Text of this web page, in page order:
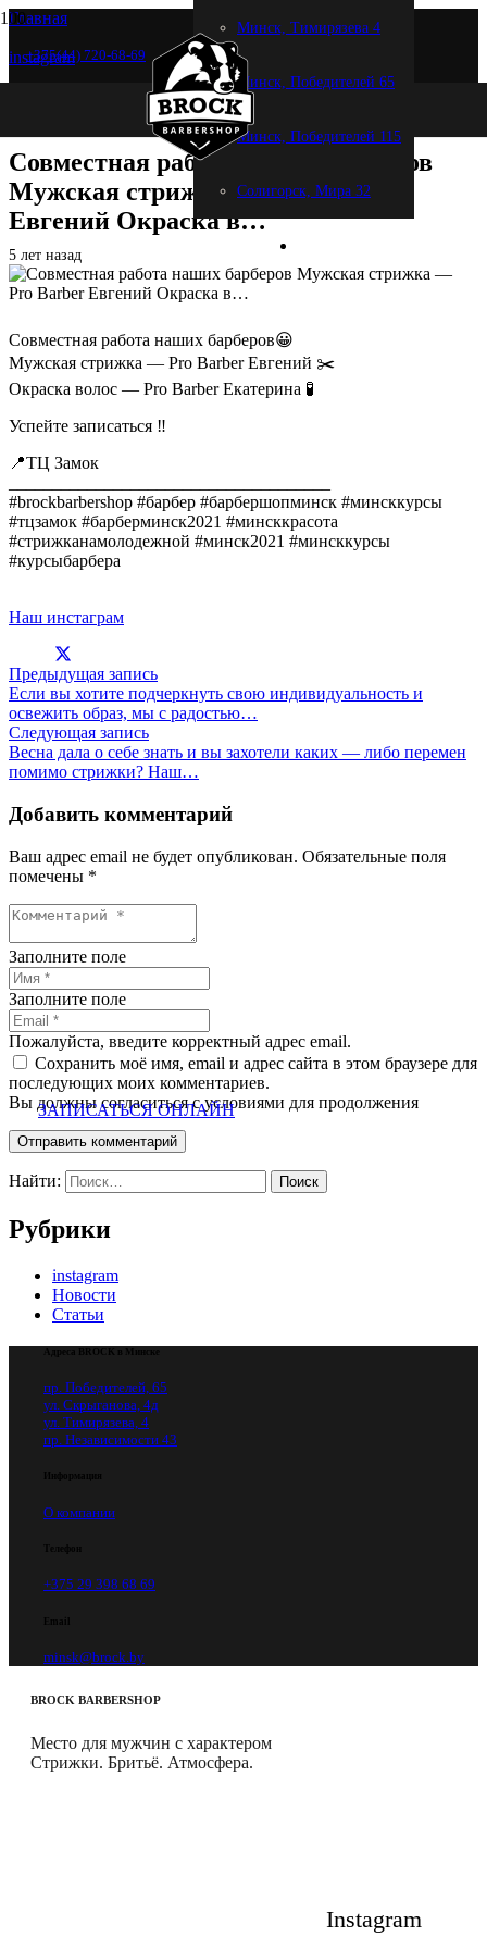
+375(44) 720-68-69
Минск, Тимирязева 4
Минск, Победителей 65
Минск, Победителей 115
Солигорск, Мира 32
Главная
instagram
Совместная работа наших барберов Мужская стрижка — Pro
Barber Евгений Окраска в…
Совместная работа наших барберов
Мужская стрижка — Pro Barber
Евгений Окраска в…
5 лет назад
Совместная работа наших барберов😀
Мужская стрижка — Pro Barber Евгений ✂️
Окраска волос — Pro Barber Екатерина 🧪
Успейте записаться ‼️
📍ТЦ Замок
#brockbarbershop #барбер #барбершопминск #минсккурсы
#тцзамок #барберминск2021 #минсккрасота
#стрижканамолодежной #минск2021 #минсккурсы
#курсыбарбера
Наш инстаграм
Предыдущая запись
Если вы хотите подчеркнуть свою индивидуальность и
освежить образ, мы с радостью…
Следующая запись
Весна дала о себе знать и вы захотели каких — либо перемен
помимо стрижки? Наш…
Добавить комментарий
Ваш адрес email не будет опубликован. Обязательные поля
помечены *
Заполните поле
Заполните поле
Пожалуйста, введите корректный адрес email.
Сохранить моё имя, email и адрес сайта в этом браузере для
последующих моих комментариев.
Вы должны согласиться с условиями для продолжения
Отправить комментарий
Найти:
Рубрики
instagram
Новости
Статьи
Адреса BROCK в Минске
пр. Победителей, 65
ул. Скрыганова, 4д
ул. Тимирязева, 4
пр. Независимости 43
Информация
О компании
Телефон
+375 29 398 68 69
Email
minsk@brock.by
ЗАПИСАТЬСЯ ОНЛАЙН
BROCK BARBERSHOP
Место для мужчин с характером
Стрижки. Бритьё. Атмосфера.
Instagram